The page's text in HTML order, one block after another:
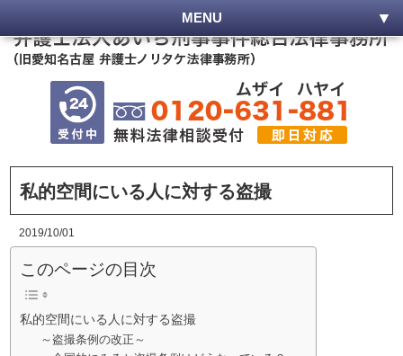
MENU
私的空間にいる人に対する盗撮
2019/10/01
このページの目次
私的空間にいる人に対する盗撮
～盗撮条例の改正～